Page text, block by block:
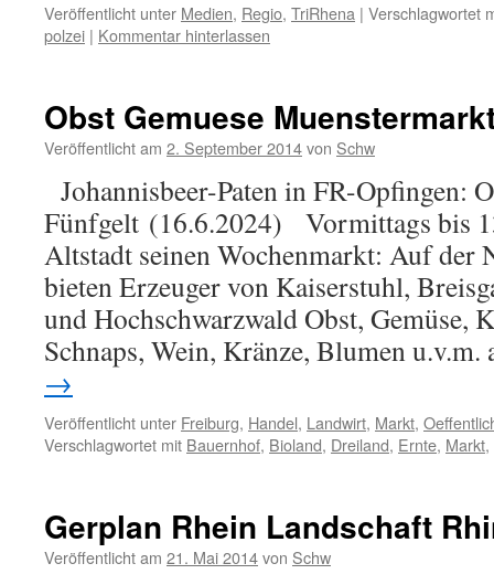
Veröffentlicht unter Medien, Regio, TriRhena | Verschlagwortet
polzei | Kommentar hinterlassen
Obst Gemuese
Veröffentlicht am 2. September 2014von Schw
Johannisbeer-Paten in FR-Opfingen:
Fünfgelt (16.6.2024) Vormittags bis
Altstadt seinen Wochenmarkt: Auf der
bieten Erzeuger von Kaiserstuhl,
und Hochschwarzwald Obst, Gemüse,
Schnaps, Wein, Kränze, Blumen
→
Veröffentlicht unter Freiburg, Handel, Landwirt, Markt,
Verschlagwortet mit Bauernhof, Bioland, Dreiland, Ernte, Markt,
Gerplan Rhein Landschaft
Veröffentlicht am 21. Mai 2014von Schw